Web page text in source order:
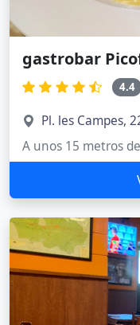
gastrobar
4.4
Pl. les Campes,
A unos 15 metros